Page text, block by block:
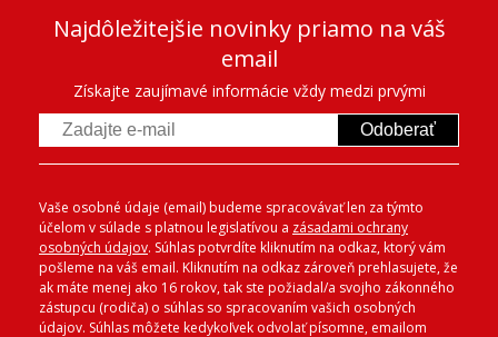
Najdôležitejšie novinky priamo na váš
email
Získajte zaujímavé informácie vždy medzi prvými
Odoberať
Vaše osobné údaje (email) budeme spracovávať len za týmto
účelom v súlade s platnou legislatívou a zásadami ochrany
osobných údajov. Súhlas potvrdíte kliknutím na odkaz, ktorý vám
pošleme na váš email. Kliknutím na odkaz zároveň prehlasujete, že
ak máte menej ako 16 rokov, tak ste požiadal/a svojho zákonného
zástupcu (rodiča) o súhlas so spracovaním vašich osobných
údajov. Súhlas môžete kedykoľvek odvolať písomne, emailom